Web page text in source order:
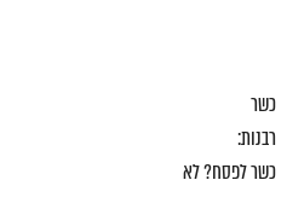
כשר
רבנות:
כשר לפסח? לא